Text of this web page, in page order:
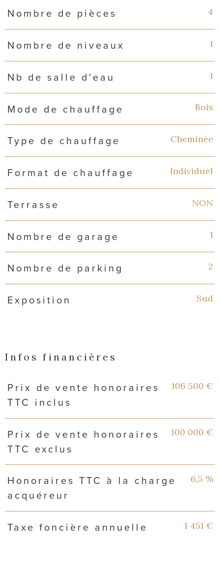
Nombre de pièces 4
Nombre de niveaux 1
Nb de salle d'eau 1
Mode de chauffage Bois
Type de chauffage Cheminée
Format de chauffage Individuel
Terrasse NON
Nombre de garage 1
Nombre de parking 2
Exposition Sud
Infos financières
Caractéristiques Valeurs
Prix de vente honoraires
TTC inclus
106 500 €
Prix de vente honoraires
TTC exclus
100 000 €
Honoraires TTC à la charge
acquéreur
6,5 %
Taxe foncière annuelle 1 451 €